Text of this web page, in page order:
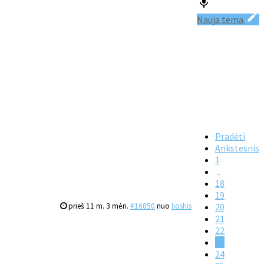
Nauja tema
Pradėti
Ankstesnis
1
...
18
19
20
21
22
24
prieš 11 m. 3 mėn. #16850 nuo lioshis